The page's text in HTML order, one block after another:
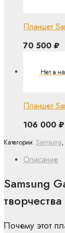
Описание
Samsung
Почему этот
Категории: Samsung,
Планшет
70 500 ₽
Планшет
106 000 ₽